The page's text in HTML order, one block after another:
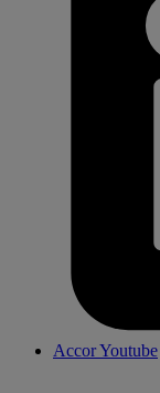
Accor Youtube